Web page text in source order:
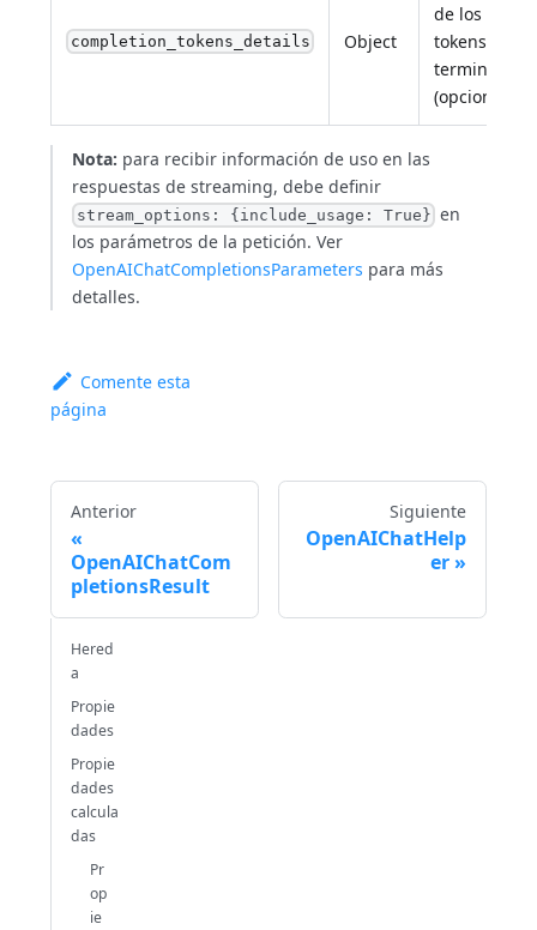
completion_tokens_details Object
de los
tokens de
terminación
(opcional).
Nota: para recibir información de uso en las
respuestas de streaming, debe definir
stream_options: {include_usage: True} en
los parámetros de la petición. Ver
OpenAIChatCompletionsParameters para más
detalles.
Comente esta
página
Anterior
OpenAIChatCom
pletionsResult
Siguiente
OpenAIChatHelp
er
Hered
a
Propie
dades
Propie
dades
calcula
das
Pr
op
ie